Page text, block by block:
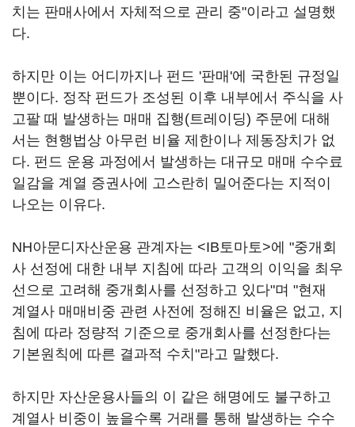
치는 판매사에서 자체적으로 관리 중"이라고 설명했
다.
하지만 이는 어디까지나 펀드 '판매'에 국한된 규정일
뿐이다. 정작 펀드가 조성된 이후 내부에서 주식을 사
고팔 때 발생하는 매매 집행(트레이딩) 주문에 대해
서는 현행법상 아무런 비율 제한이나 제동장치가 없
다. 펀드 운용 과정에서 발생하는 대규모 매매 수수료
일감을 계열 증권사에 고스란히 밀어준다는 지적이
나오는 이유다.
NH아문디자산운용 관계자는 <IB토마토>에 "중개회
사 선정에 대한 내부 지침에 따라 고객의 이익을 최우
선으로 고려해 중개회사를 선정하고 있다"며 "현재
계열사 매매비중 관련 사전에 정해진 비율은 없고, 지
침에 따라 정량적 기준으로 중개회사를 선정한다는
기본원칙에 따른 결과적 수치"라고 말했다.
하지만 자산운용사들의 이 같은 해명에도 불구하고
계열사 비중이 높을수록 거래를 통해 발생하는 수수